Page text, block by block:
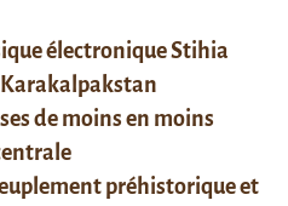
électronique Stihia
Karakalpakstan
de moins en moins
préhistorique et